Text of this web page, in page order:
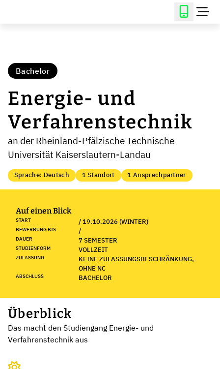
Bachelor
Energie- und
Verfahrenstechnik
an der Rheinland-Pfälzische Technische
Universität Kaiserslautern-Landau
Sprache: Deutsch 1 Standort 1 Ansprechpartner
Auf einen Blick
START / 19.10.2026 (WINTER)
BEWERBUNG BIS /
DAUER 7 SEMESTER
STUDIENFORM VOLLZEIT
ZULASSUNG
KEINE ZULASSUNGSBESCHRÄNKUNG,
OHNE NC
ABSCHLUSS BACHELOR
Überblick
Das macht den Studiengang Energie- und
Verfahrenstechnik aus